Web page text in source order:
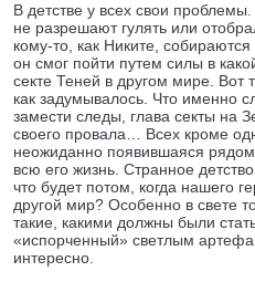
В детстве у всех свои
не разрешают гулять или
кому-то, как Никите,
он смог пойти путем силы в
секте Теней в другом мире. Вот
как задумывалось. Что именно
замести следы, глава секты на
своего провала… Всех кроме
неожиданно появившаяся
всю его жизнь. Странное
что будет потом, когда нашего
другой мир? Особенно в свете
такие, какими должны были
«испорченный» светлым
интересно.